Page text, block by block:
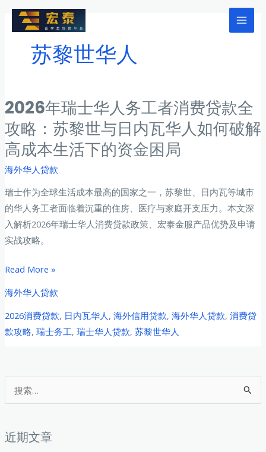
Main
索
近期文章
苏黎世华人
2026年瑞士华人务工者消费贷款全
攻略：苏黎世与日内瓦华人如何破解
高成本生活下的资金困局
海外华人贷款
瑞士作为全球生活成本最高的国家之一，苏黎世、日内瓦等城市
的华人务工者面临着沉重的住房、医疗与家庭开支压力。本文深
入解析2026年瑞士华人消费贷款政策、宏泰金服产品优势及申请
实战攻略。
2026
瑞
士
华
工
费
贷
Read More »
海外华人贷款
2026消费贷款, 日内瓦华人 , 海外信用贷款, 海外华人贷款, 消费贷
款攻略, 瑞士务工, 瑞士华人贷款, 苏黎世华人